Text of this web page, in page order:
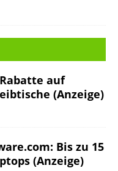
auf
(Anzeige)
Bis zu 15
(Anzeige)